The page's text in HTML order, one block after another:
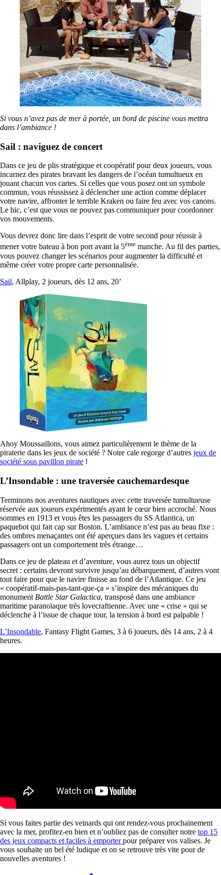
Si vous n’avez pas de mer à portée, un bord de piscine vous mettra
dans l’ambiance !
Sail : naviguez de concert
Dans ce jeu de plis stratégique et coopératif pour deux joueurs, vous
incarnez des pirates bravant les dangers de l’océan tumultueux en
jouant chacun vos cartes. Si celles que vous posez ont un symbole
commun, vous réussissez à déclencher une action comme déplacer
votre navire, affronter le terrible Kraken ou faire feu avec vos canons.
Le hic, c’est que vous ne pouvez pas communiquer pour coordonner
vos mouvements.
Vous devrez donc lire dans l’esprit de votre second pour réussir à
mener votre bateau à bon port avant la 5ème manche. Au fil des parties,
vous pouvez changer les scénarios pour augmenter la difficulté et
même créer votre propre carte personnalisée.
Sail, Allplay, 2 joueurs, dès 12 ans, 20’
Ahoy Moussaillons, vous aimez particulièrement le thème de la
piraterie dans les jeux de société ? Notre cale regorge d’autres jeux de
société sous pavillon pirate !
L’Insondable : une traversée cauchemardesque
Terminons nos aventures nautiques avec cette traversée tumultueuse
réservée aux joueurs expérimentés ayant le cœur bien accroché. Nous
sommes en 1913 et vous êtes les passagers du SS Atlantica, un
paquebot qui fait cap sur Boston. L’ambiance n’est pas au beau fixe :
des ombres menaçantes ont été aperçues dans les vagues et certains
passagers ont un comportement très étrange…
Dans ce jeu de plateau et d’aventure, vous aurez tous un objectif
secret : certains devront survivre jusqu’au débarquement, d’autres vont
tout faire pour que le navire finisse au fond de l’Atlantique. Ce jeu
« coopératif-mais-pas-tant-que-ça » s’inspire des mécaniques du
monument Battle Star Galactica, transposé dans une ambiance
maritime paranoïaque très lovecraftienne. Avec une « crise » qui se
déclenche à l’issue de chaque tour, la tension à bord est palpable !
L’Insondable, Fantasy Flight Games, 3 à 6 joueurs, dès 14 ans, 2 à 4
heures.
Si vous faites partie des veinards qui ont rendez-vous prochainement
avec la mer, profitez-en bien et n’oubliez pas de consulter notre top 15
des jeux compacts et faciles à emporterpour préparer vos valises. Je
vous souhaite un bel été ludique et on se retrouve très vite pour de
nouvelles aventures !